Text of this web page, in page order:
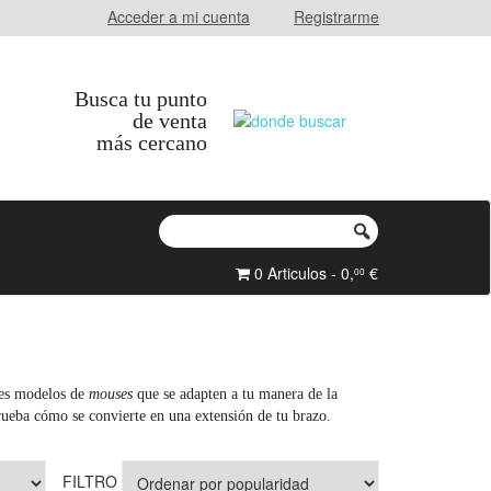
Acceder a mi cuenta Registrarme
Busca tu punto
de venta
más cercano
0 Articulos - 0,00 €
modelos de mouses que se adapten a tu manera de la
cómo se convierte en una extensión de tu brazo.
FILTRO